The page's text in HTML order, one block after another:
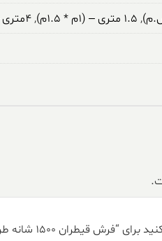
, ۱.۵ متری – (۱م * ۱.۵م) ,۴متری – (۱.۵م * ۲.۲۵م)
۱۵۰۰ شانه طرح مهرو فیلی”